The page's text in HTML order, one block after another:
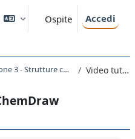
Ospite Accedi
Lezione 3 - Strutture chimiche (ChemDraw, InChI, SMILES) Video tutorial - ChemDraw